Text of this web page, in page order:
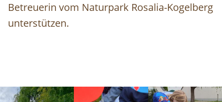
Betreuerin vom Naturpark Rosalia-Kogelberg
unterstützen.
Image Image